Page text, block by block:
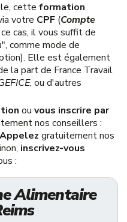
cette formation
votre CPF (Compte
cas, il vous suffit de
", comme mode de
Elle est également
la part de France Travail
, ou d'autres
ou vous inscrire par
nos conseillers :
Appelez gratuitement nos
inscrivez-vous
:
Alimentaire